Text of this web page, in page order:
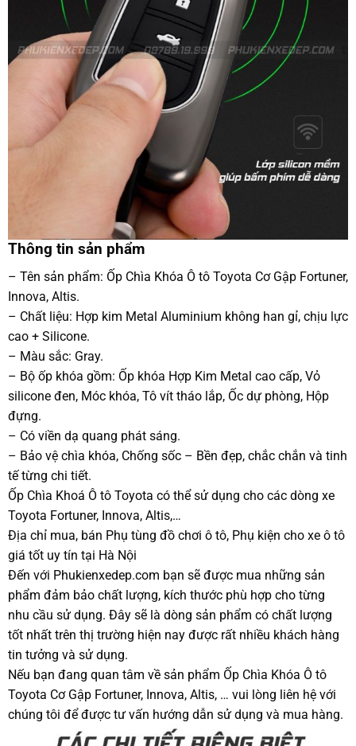
Thông tin sản phẩm
– Tên sản phẩm: Ốp Chìa Khóa Ô tô Toyota Cơ Gập Fortuner,
Innova, Altis.
– Chất liệu: Hợp kim Metal Aluminium không han gỉ, chịu lực
cao + Silicone.
– Màu sắc: Gray.
– Bộ ốp khóa gồm: Ốp khóa Hợp Kim Metal cao cấp, Vỏ
silicone đen, Móc khóa, Tô vít tháo lắp, Ốc dự phòng, Hộp
đựng.
– Có viền dạ quang phát sáng.
– Bảo vệ chìa khóa, Chống sốc – Bền đẹp, chắc chắn và tinh
tế từng chi tiết.
Ốp Chìa Khoá Ô tô Toyota có thể sử dụng cho các dòng xe
Toyota Fortuner, Innova, Altis,…
Địa chỉ mua, bán Phụ tùng đồ chơi ô tô, Phụ kiện cho xe ô tô
giá tốt uy tín tại Hà Nội
Đến với Phukienxedep.com bạn sẽ được mua những sản
phẩm đảm bảo chất lượng, kích thước phù hợp cho từng
nhu cầu sử dụng. Đây sẽ là dòng sản phẩm có chất lượng
tốt nhất trên thị trường hiện nay được rất nhiều khách hàng
tin tưởng và sử dụng.
Nếu bạn đang quan tâm về sản phẩm Ốp Chìa Khóa Ô tô
Toyota Cơ Gập Fortuner, Innova, Altis, … vui lòng liên hệ với
chúng tôi để được tư vấn hướng dẫn sử dụng và mua hàng.